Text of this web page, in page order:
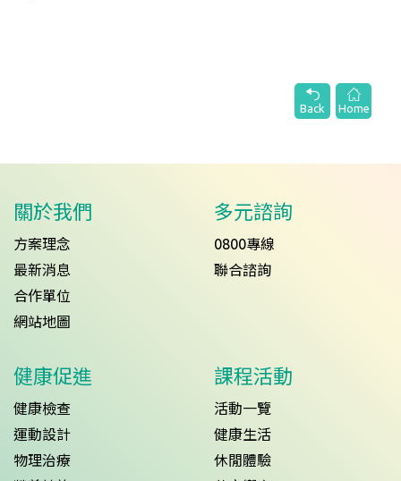
Back Home
關於我們
方案理念
最新消息
合作單位
網站地圖
多元諮詢
0800專線
聯合諮詢
健康促進
健康檢查
運動設計
物理治療
課程活動
活動一覽
健康生活
休閒體驗